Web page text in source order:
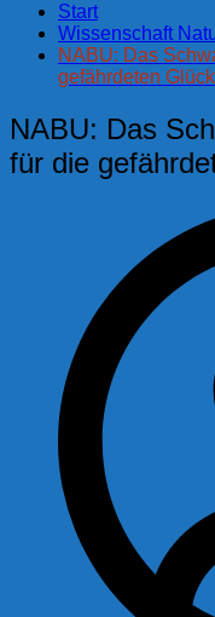
Start
Wissenschaft
NABU: Das
gefährdeten
NABU: Das
für die